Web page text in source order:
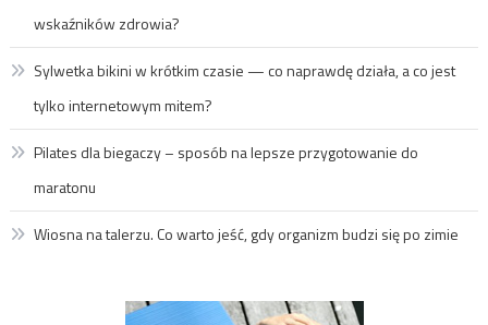
wskaźników zdrowia?
Sylwetka bikini w krótkim czasie — co naprawdę działa, a co jest
tylko internetowym mitem?
Pilates dla biegaczy – sposób na lepsze przygotowanie do
maratonu
Wiosna na talerzu. Co warto jeść, gdy organizm budzi się po zimie